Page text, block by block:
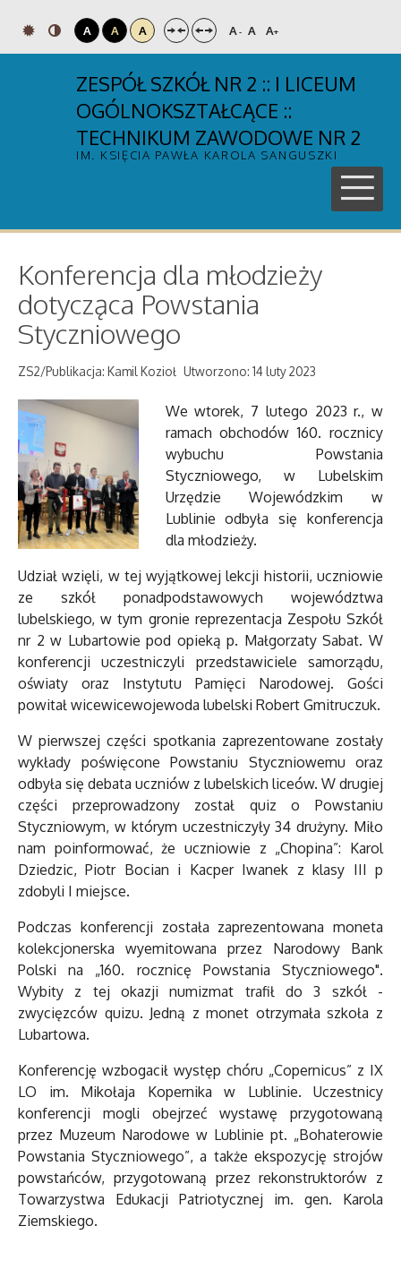
A A A A- A A+
ZESPÓŁ SZKÓŁ NR 2 :: I LICEUM
OGÓLNOKSZTAŁCĄCE ::
TECHNIKUM ZAWODOWE NR 2
IM. KSIĘCIA PAWŁA KAROLA SANGUSZKI
Konferencja dla młodzieży
dotycząca Powstania
Styczniowego
ZS2/Publikacja: Kamil Kozioł Utworzono: 14 luty 2023
We wtorek, 7 lutego 2023 r., w
ramach obchodów 160. rocznicy
wybuchu Powstania
Styczniowego, w Lubelskim
Urzędzie Wojewódzkim w
Lublinie odbyła się konferencja
dla młodzieży.
Udział wzięli, w tej wyjątkowej lekcji historii, uczniowie
ze szkół ponadpodstawowych województwa
lubelskiego, w tym gronie reprezentacja Zespołu Szkół
nr 2 w Lubartowie pod opieką p. Małgorzaty Sabat. W
konferencji uczestniczyli przedstawiciele samorządu,
oświaty oraz Instytutu Pamięci Narodowej. Gości
powitał wicewicewojewoda lubelski Robert Gmitruczuk.
W pierwszej części spotkania zaprezentowane zostały
wykłady poświęcone Powstaniu Styczniowemu oraz
odbyła się debata uczniów z lubelskich liceów. W drugiej
części przeprowadzony został quiz o Powstaniu
Styczniowym, w którym uczestniczyły 34 drużyny. Miło
nam poinformować, że uczniowie z „Chopina”: Karol
Dziedzic, Piotr Bocian i Kacper Iwanek z klasy III p
zdobyli I miejsce.
Podczas konferencji została zaprezentowana moneta
kolekcjonerska wyemitowana przez Narodowy Bank
Polski na „160. rocznicę Powstania Styczniowego".
Wybity z tej okazji numizmat trafił do 3 szkół -
zwycięzców quizu. Jedną z monet otrzymała szkoła z
Lubartowa.
Konferencję wzbogacił występ chóru „Copernicus” z IX
LO im. Mikołaja Kopernika w Lublinie. Uczestnicy
konferencji mogli obejrzeć wystawę przygotowaną
przez Muzeum Narodowe w Lublinie pt. „Bohaterowie
Powstania Styczniowego”, a także ekspozycję strojów
powstańców, przygotowaną przez rekonstruktorów z
Towarzystwa Edukacji Patriotycznej im. gen. Karola
Ziemskiego.